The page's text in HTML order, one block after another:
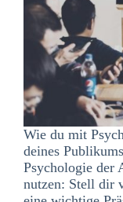
Wie du mit
deines
Psychologie der
nutzen: Stell dir